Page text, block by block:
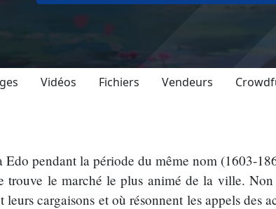
Vidéos Fichiers Vendeurs
Edo pendant la période du même nom (1603-
trouve le marché le plus animé de la ville.
leurs cargaisons et où résonnent les appels des